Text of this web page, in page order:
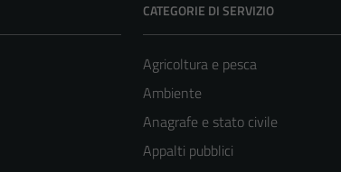
CATEGORIE DI SERVIZIO
Agricoltura e pesca
Ambiente
Anagrafe e stato civile
Appalti pubblici